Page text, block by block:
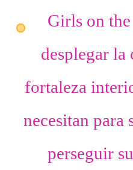
Girls on
desplegar la
fortaleza
necesitan para
perseguir